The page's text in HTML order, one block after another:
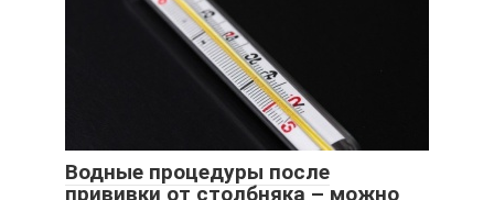
Водные процедуры после
прививки от столбняка – можно